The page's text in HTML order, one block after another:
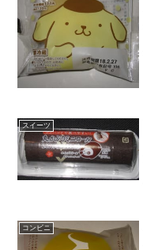
スイーツ
コンビニ